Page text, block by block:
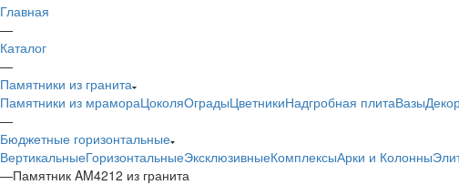
Главная
—
Каталог
—
Памятники из гранита
Памятники из мрамораЦоколяОградыЦветникиНадгробная плитаВазы
—
Бюджетные горизонтальные
ВертикальныеГоризонтальныеЭксклюзивныеКомплексыАрки и Колонны
—Памятник AM4212 из гранита